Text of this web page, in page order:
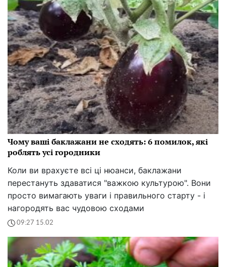
Чому ваші баклажани не сходять: 6 помилок, які
роблять усі городники
Коли ви врахуєте всі ці нюанси, баклажани
перестануть здаватися "важкою культурою". Вони
просто вимагають уваги і правильного старту - і
нагородять вас чудовою сходами
09:27 15.02